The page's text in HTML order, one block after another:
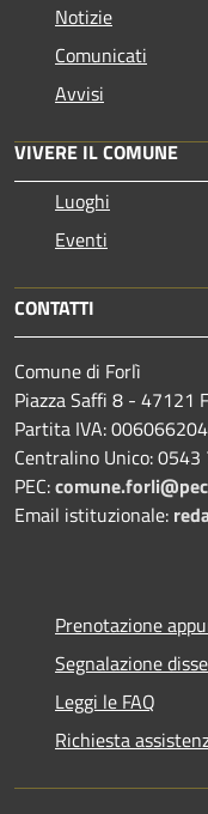
Notizie
Comunicati
Avvisi
VIVERE IL COMUNE
Luoghi
Eventi
CONTATTI
Comune di Forlì
Piazza Saffi 8 - 47121
Partita IVA:
Centralino Unico: 0543
PEC:
Email istituzionale:
Prenotazione
Segnalazione
Leggi le FAQ
Richiesta